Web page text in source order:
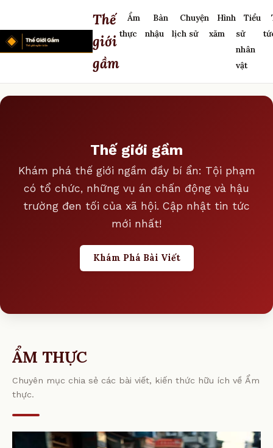
Thế
giới
gầm
Ẩm
thực
Bàn
nhậu
Chuyện
lịch sử
Hình
xăm
Tiểu
sử
nhân
vật
Thế giới gầm
Khám phá thế giới ngầm đầy bí ẩn: Tội phạm
có tổ chức, những vụ án chấn động và hậu
trường đen tối của xã hội. Cập nhật tin tức
mới nhất!
Khám Phá Bài Viết
ẨM THỰC
Chuyên mục chia sẻ các bài viết, kiến thức hữu ích về Ẩm
thực.